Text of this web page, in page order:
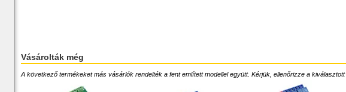
Vásárolták még
A következő termékeket más vásárlók rendelték a fent említett modellel együtt. Kérjük, ellenőrizze a